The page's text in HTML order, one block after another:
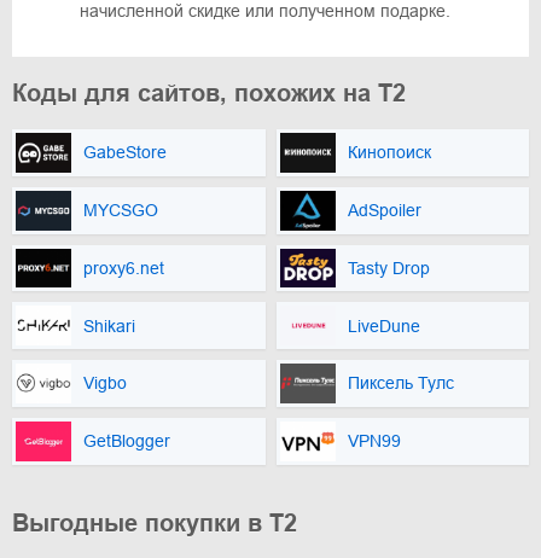
начисленной скидке или полученном подарке.
Коды для сайтов, похожих на T2
GabeStore Кинопоиск
MYCSGO AdSpoiler
proxy6.net Tasty Drop
Shikari LiveDune
Vigbo Пиксель Тулс
GetBlogger VPN99
Выгодные покупки в T2